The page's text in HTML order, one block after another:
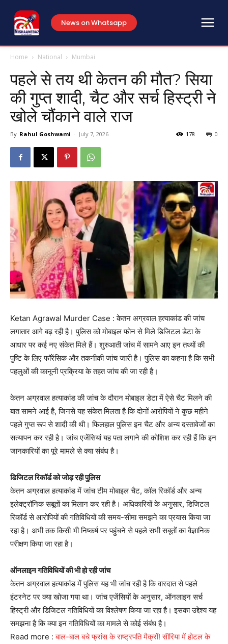
News on Whatsapp
Home National Mumbai
पहले से तय थी केतन की मौत? सिया
की गुप्त शादी, चैट और सर्च हिस्ट्री ने
खोले चौंकाने वाले राज
By Rahul Goshwami - July 7, 2026 0
178
Ketan Agrawal Murder Case : केतन अग्रवाल हत्याकांड की जांच
लगातार आगे बढ़ रही है। पुलिस को मोबाइल फोन से मिले डिजिटल डेटा के
आधार पर कई नए संकेत मिले हैं। शुरुआती जांच में सामने आए इन तथ्यों की
पुष्टि के लिए फॉरेंसिक और तकनीकी जांच जारी है। पुलिस का कहना है कि सभी
पहलुओं की कानूनी प्रक्रिया के तहत जांच की जा रही है।
केतन अग्रवाल हत्याकांड की जांच के दौरान मोबाइल डेटा में ऐसे चैट मिलने की
बात सामने आई है, जिनसे यह संकेत मिलता है कि दोनों आरोपियों ने कुछ महीने
पहले गुप्त रूप से शादी की थी। फिलहाल पुलिस इन चैट और अन्य दस्तावेजों का
सत्यापन कर रही है। जांच एजेंसियां यह पता लगाने की कोशिश कर रही हैं कि इन
जानकारियों का पूरे मामले से क्या संबंध है।
डिजिटल रिकॉर्ड को जोड़ रही पुलिस
केतन अग्रवाल हत्याकांड में जांच टीम मोबाइल चैट, कॉल रिकॉर्ड और अन्य
इलेक्ट्रॉनिक सबूतों का मिलान कर रही है। अधिकारियों के अनुसार, डिजिटल
रिकॉर्ड से आरोपियों की गतिविधियों की समय-सीमा समझने का प्रयास किया जा
रहा है। अभी तक किसी भी निष्कर्ष पर पहुंचने से पहले सभी सबूतों का वैज्ञानिक
परीक्षण किया जा रहा है।
ऑनलाइन गतिविधियों की भी हो रही जांच
केतन अग्रवाल हत्याकांड में पुलिस यह भी जांच रही है कि वारदात से पहले
इंटरनेट पर क्या खोजा गया था। जांच एजेंसियों के अनुसार, ऑनलाइन सर्च
हिस्ट्री और डिजिटल गतिविधियों का विश्लेषण किया जा रहा है। इसका उद्देश्य यह
समझना है कि क्या इन गतिविधियों का मामले से कोई संबंध है।
Read more :बाल-बाल बचे फ्रांस के राष्ट्रपति मैक्रों! सीरिया में होटल के